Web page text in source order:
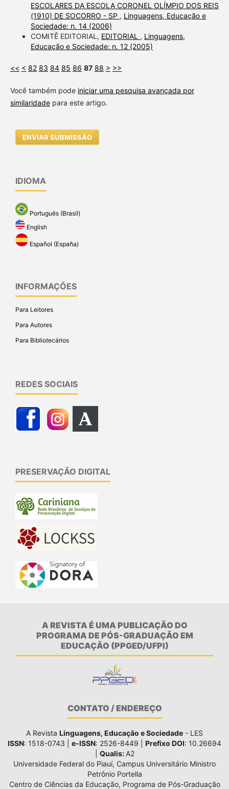
ESCOLARES DA ESCOLA CORONEL OLÍMPIO DOS REIS
(1910) DE SOCORRO - SP , Linguagens, Educação e
Sociedade: n. 14 (2006)
COMITÊ EDITORIAL, EDITORIAL , Linguagens,
Educação e Sociedade: n. 12 (2005)
<< < 82 83 84 85 86 87 88 > >>
Você também pode iniciar uma pesquisa avançada por
similaridadepara este artigo.
ENVIAR SUBMISSÃO
IDIOMA
Português (Brasil)
English
Español (España)
INFORMAÇÕES
Para Leitores
Para Autores
Para Bibliotecários
REDES SOCIAIS
PRESERVAÇÃO DIGITAL
A REVISTA É UMA PUBLICAÇÃO DO
PROGRAMA DE PÓS-GRADUAÇÃO EM
EDUCAÇÃO (PPGED/UFPI)
CONTATO / ENDEREÇO
A Revista Linguagens, Educação e Sociedade - LES
ISSN: 1518-0743 | e-ISSN: 2526-8449 | Prefixo DOI: 10.26694
Qualis: A2
Universidade Federal do Piauí, Campus Universitário Ministro
Petrônio Portella
Centro de Ciências da Educação, Programa de Pós-Graduação